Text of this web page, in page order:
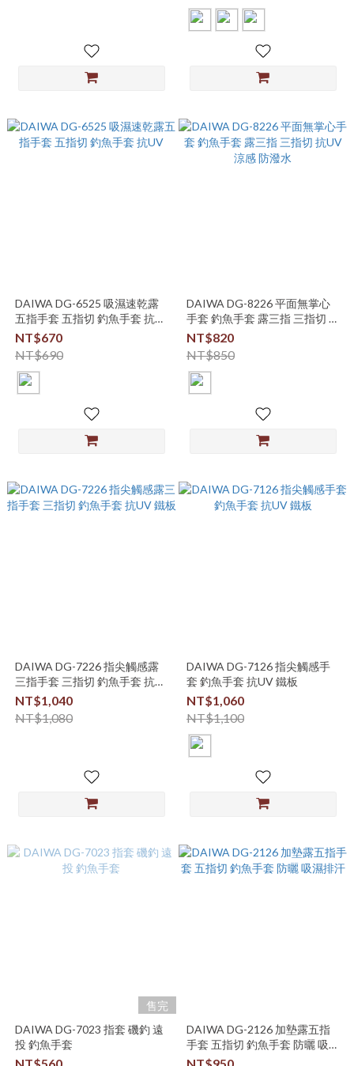
DAIWA DG-6525 吸濕速乾露
五指手套 五指切 釣魚手套 抗
UV
NT$670
NT$690
DAIWA DG-8226 平面無掌心
手套 釣魚手套 露三指 三指切 抗
UV 涼感 防潑水
NT$820
NT$850
DAIWA DG-7226 指尖觸感露
三指手套 三指切 釣魚手套 抗
UV 鐵板
NT$1,040
NT$1,080
DAIWA DG-7126 指尖觸感手
套 釣魚手套 抗UV 鐵板
NT$1,060
NT$1,100
售完
DAIWA DG-7023 指套 磯釣 遠
投 釣魚手套
DAIWA DG-2126 加墊露五指
手套 五指切 釣魚手套 防曬 吸濕
排汗